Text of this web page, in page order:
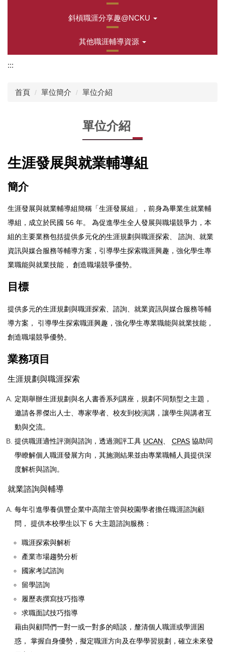
斜槓職涯分享趣@NCKU
其他職涯輔導資源
:::
首頁 單位簡介 單位介紹
單位介紹
生涯發展與就業輔導組
簡介
生涯發展與就業輔導組簡稱「生涯發展組」，前身為畢業生就業輔
導組，成立於民國 56 年。 為促進學生全人發展與職場競爭力，本
組的主要業務包括提供多元化的生涯規劃與職涯探索、 諮詢、就業
資訊與媒合服務等輔導方案，引導學生探索職涯興趣，強化學生專
業職能與就業技能， 創造職場競爭優勢。
目標
提供多元的生涯規劃與職涯探索、諮詢、就業資訊與媒合服務等輔
導方案， 引導學生探索職涯興趣，強化學生專業職能與就業技能，
創造職場競爭優勢。
業務項目
生涯規劃與職涯探索
定期舉辦生涯規劃與名人書香系列講座，規劃不同類型之主題，
邀請各界傑出人士、專家學者、校友到校演講，讓學生與講者互
動與交流。
提供職涯適性評測與諮詢，透過測評工具 UCAN CPAS 協助同
學瞭解個人職涯發展方向，其施測結果並由專業職輔人員提供深
度解析與諮詢。
就業諮詢與輔導
每年引進學養俱豐企業中高階主管與校園學者擔任職涯諮詢顧
問， 提供本校學生以下 6 大主題諮詢服務：
職涯探索與解析
產業市場趨勢分析
國家考試諮詢
留學諮詢
履歷表撰寫技巧指導
求職面試技巧指導
藉由與顧問們一對一或一對多的晤談，釐清個人職涯或學涯困
惑， 掌握自身優勢，擬定職涯方向及在學學習規劃，確立未來發